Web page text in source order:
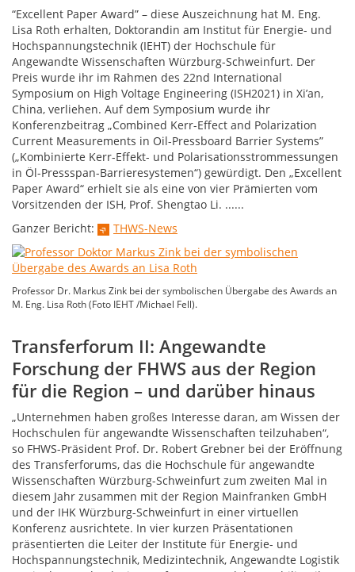
“Excellent Paper Award” – diese Auszeichnung hat M. Eng.
Lisa Roth erhalten, Doktorandin am Institut für Energie- und
Hochspannungstechnik (IEHT) der Hochschule für
Angewandte Wissenschaften Würzburg-Schweinfurt. Der
Preis wurde ihr im Rahmen des 22nd International
Symposium on High Voltage Engineering (ISH2021) in Xi’an,
China, verliehen. Auf dem Symposium wurde ihr
Konferenzbeitrag „Combined Kerr-Effect and Polarization
Current Measurements in Oil-Pressboard Barrier Systems”
(„Kombinierte Kerr-Effekt- und Polarisationsstrommessungen
in Öl-Pressspan-Barrieresystemen“) gewürdigt. Den „Excellent
Paper Award“ erhielt sie als eine von vier Prämierten vom
Vorsitzenden der ISH, Prof. Shengtao Li. ......
Ganzer Bericht:
THWS-News
Professor Dr. Markus Zink bei der symbolischen Übergabe des Awards an
M. Eng. Lisa Roth (Foto IEHT /Michael Fell).
Transferforum II: Angewandte
Forschung der FHWS aus der Region
für die Region – und darüber hinaus
„Unternehmen haben großes Interesse daran, am Wissen der
Hochschulen für angewandte Wissenschaften teilzuhaben“,
so FHWS-Präsident Prof. Dr. Robert Grebner bei der Eröffnung
des Transferforums, das die Hochschule für angewandte
Wissenschaften Würzburg-Schweinfurt zum zweiten Mal in
diesem Jahr zusammen mit der Region Mainfranken GmbH
und der IHK Würzburg-Schweinfurt in einer virtuellen
Konferenz ausrichtete. In vier kurzen Präsentationen
präsentierten die Leiter der Institute für Energie- und
Hochspannungstechnik, Medizintechnik, Angewandte Logistik